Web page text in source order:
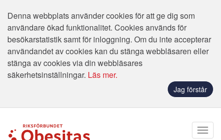
Denna webbplats använder cookies för att ge dig som
användare ökad funktionalitet. Cookies används för
besökarstatistik samt för inloggning. Om du inte accepterar
användandet av cookies kan du stänga webbläsaren eller
stänga av cookies via din webbläsares
säkerhetsinställningar. Läs mer.
Jag förstår